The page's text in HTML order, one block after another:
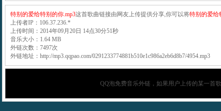
特别的爱给特别的你.mp3这首歌曲链接由网友上传提供分享,你可以将特别的爱给
上传者IP：106.37.236.*
上传时间：2014年09月20日 14点30分51秒
音乐大小：1.64 MB
外链次数：7497次
外链地址：http://mp3.qqpao.com/0291233774881b510e1c986a2eb6d8b7/4954.mp3
QQ泡免费音乐外链，如果用户上传的某一首